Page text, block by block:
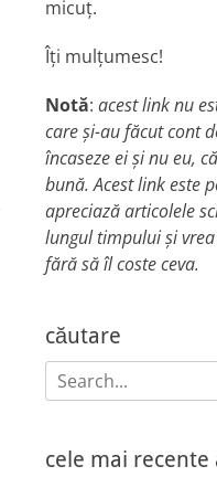
micuț.
Îți mulțumesc!
Notă: acest link nu
care și-au făcut cont
încaseze ei și nu eu,
bună. Acest link este
apreciază articolele
lungul timpului și
fără să îl coste ceva.
căutare
Search
for:
cele mai recente